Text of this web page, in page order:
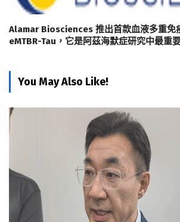
Alamar Biosciences 推出首款血液多重免
eMTBR-Tau，它是阿茲海默症研究中最重
You May Also Like!